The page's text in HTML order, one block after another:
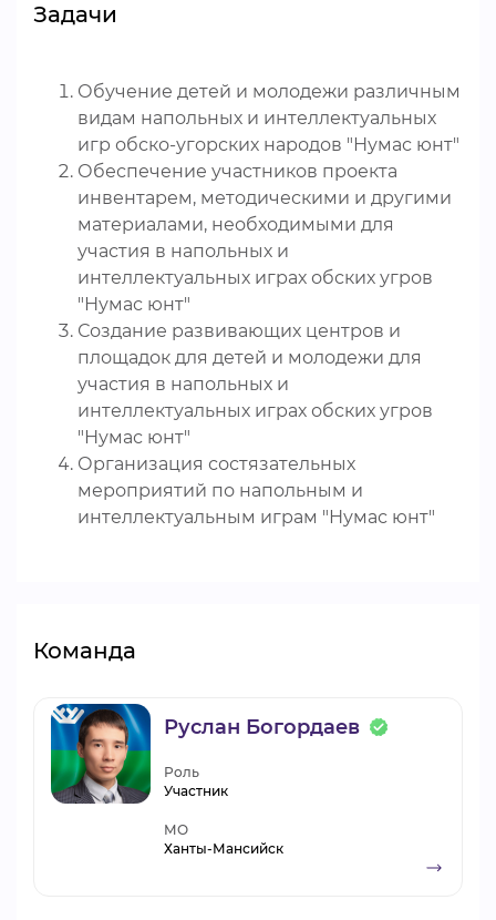
Задачи
Обучение детей и молодежи различным
видам напольных и интеллектуальных
игр обско-угорских народов "Нумас юнт"
Обеспечение участников проекта
инвентарем, методическими и другими
материалами, необходимыми для
участия в напольных и
интеллектуальных играх обских угров
"Нумас юнт"
Создание развивающих центров и
площадок для детей и молодежи для
участия в напольных и
интеллектуальных играх обских угров
"Нумас юнт"
Организация состязательных
мероприятий по напольным и
интеллектуальным играм "Нумас юнт"
Команда
Руслан Богордаев
Роль
Участник
МО
Ханты-Мансийск